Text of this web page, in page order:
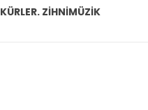
ZİHNİMÜZİK